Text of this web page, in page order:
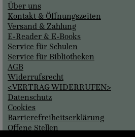
Über uns
Kontakt & Öffnungszeiten
Versand & Zahlung
E-Reader & E-Books
Service für Schulen
Service für Bibliotheken
AGB
Widerrufsrecht
<VERTRAG WIDERRUFEN>
Datenschutz
Cookies
Barrierefreiheitserklärung
Offene Stellen